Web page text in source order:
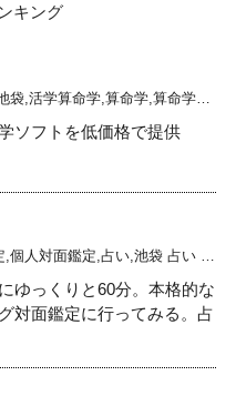
キング
袋,活学算命学,算命学,算命学命式
ソフトを低価格で提供
,個人対面鑑定,占い,池袋 占い 開運
ゆっくりと60分。本格的な
対面鑑定に行ってみる。占